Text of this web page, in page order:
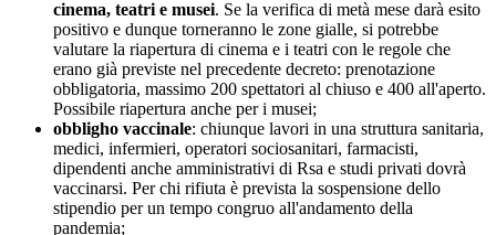
cinema, teatri e musei. Se la verifica di metà mese darà esito
positivo e dunque torneranno le zone gialle, si potrebbe
valutare la riapertura di cinema e i teatri con le regole che
erano già previste nel precedente decreto: prenotazione
obbligatoria, massimo 200 spettatori al chiuso e 400 all'aperto.
Possibile riapertura anche per i musei;
obbligho vaccinale: chiunque lavori in una struttura sanitaria,
medici, infermieri, operatori sociosanitari, farmacisti,
dipendenti anche amministrativi di Rsa e studi privati dovrà
vaccinarsi. Per chi rifiuta è prevista la sospensione dello
stipendio per un tempo congruo all'andamento della
pandemia;